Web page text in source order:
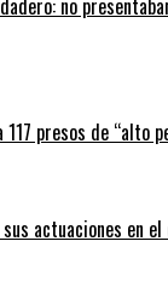
no
presos de “alto
actuaciones en el